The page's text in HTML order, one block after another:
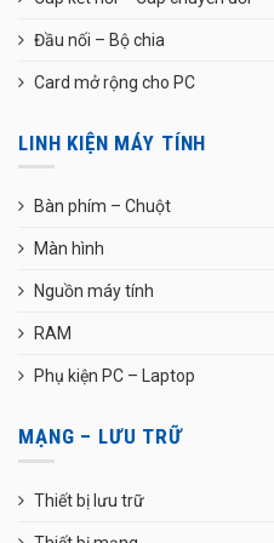
Đầu nối – Bộ chia
Card mở rộng cho PC
LINH KIỆN MÁY TÍNH
Bàn phím – Chuột
Màn hình
Nguồn máy tính
RAM
Phụ kiện PC – Laptop
MẠNG – LƯU TRỮ
Thiết bị lưu trữ